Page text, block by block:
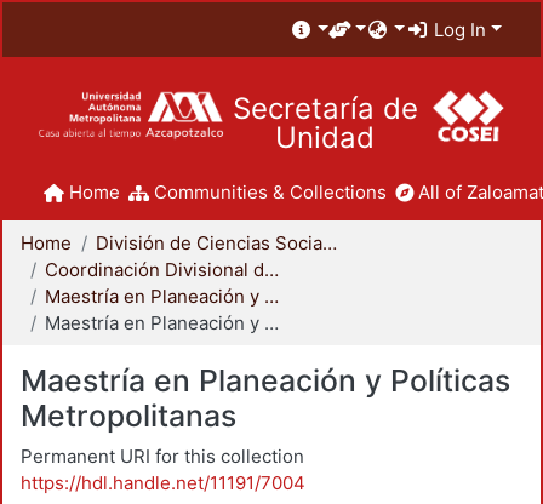
Log In
Secretaría de
Unidad
Home Communities & Collections All of
Home
División de Ciencias Sociales y Humanidades
Coordinación Divisional de Posgrado
Maestría en Planeación y Políticas Metropolitanas
Maestría en Planeación y Políticas Metropolitanas
Maestría en Planeación y Políticas
Metropolitanas
Permanent URI for this collection
https://hdl.handle.net/11191/7004